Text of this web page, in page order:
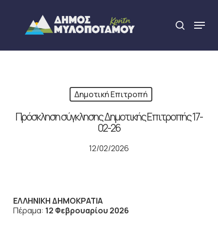
content
search
Menu
Δημοτική Επιτροπή
Πρόσκληση σύγκλησης Δημοτικής Επιτροπής 17-
02-26
12/02/2026
ΕΛΛΗΝΙΚΗ ΔΗΜΟΚΡΑΤΙΑ
Πέραμα: 12 Φεβρουαρίου 2026
Close